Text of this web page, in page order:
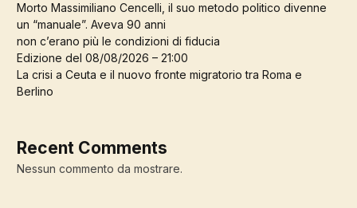
Morto Massimiliano Cencelli, il suo metodo politico divenne
un “manuale”. Aveva 90 anni
non c’erano più le condizioni di fiducia
Edizione del 08/08/2026 – 21:00
La crisi a Ceuta e il nuovo fronte migratorio tra Roma e
Berlino
Recent Comments
Nessun commento da mostrare.